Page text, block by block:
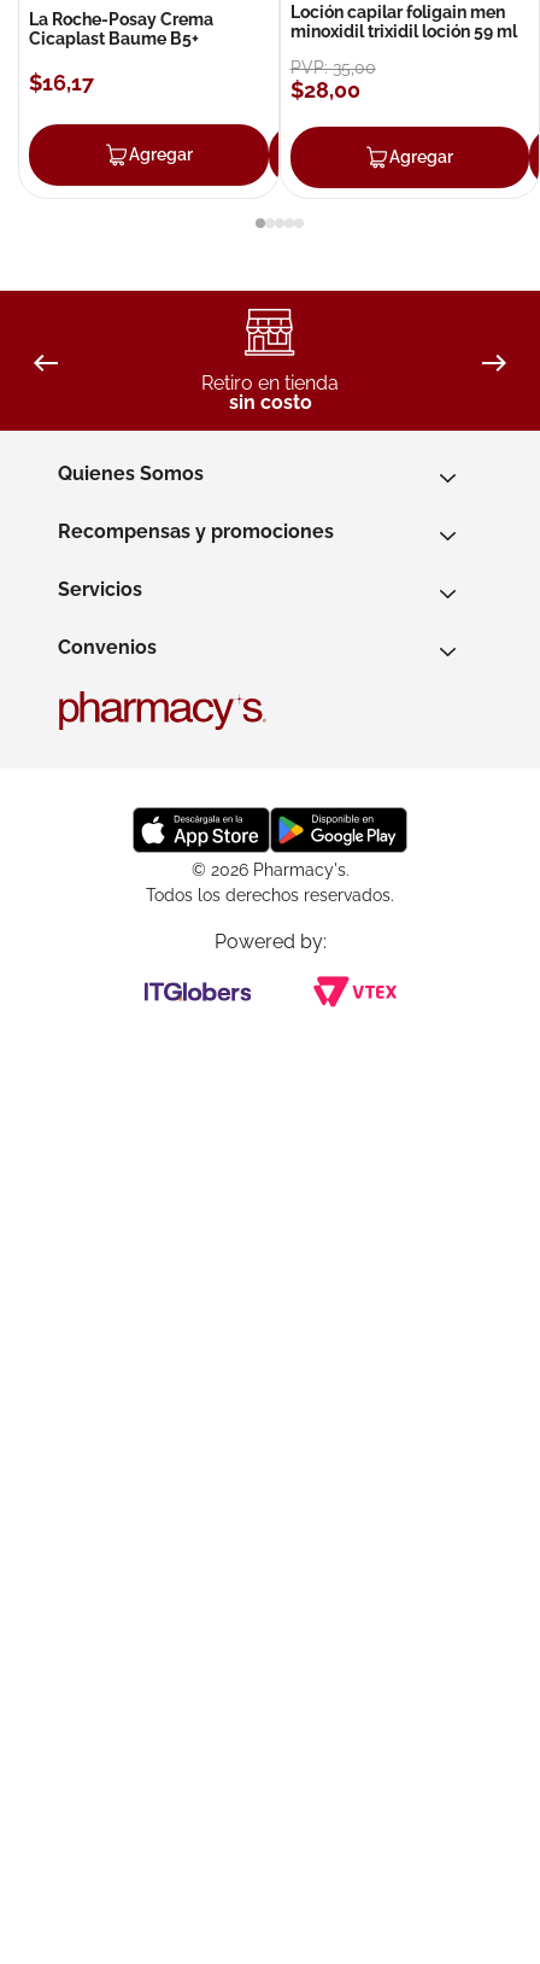
La Roche-Posay Crema
Cicaplast Baume B5+
$16,17
Agregar Agregar
Loción capilar foligain men
minoxidil trixidil loción 59 ml
PVP:35,00
$28,00
Agregar
Retiro en tienda
sin costo
Quienes Somos
Recompensas y promociones
Servicios
Convenios
© 2026 Pharmacy's.
Todos los derechos reservados.
Powered by: